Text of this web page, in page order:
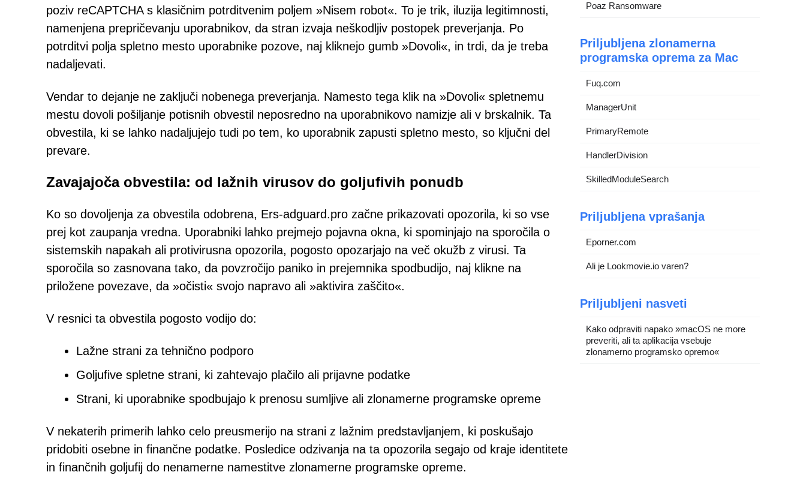
poziv reCAPTCHA s klasičnim potrditvenim poljem »Nisem robot«. To je trik, iluzija legitimnosti,
namenjena prepričevanju uporabnikov, da stran izvaja neškodljiv postopek preverjanja. Po
potrditvi polja spletno mesto uporabnike pozove, naj kliknejo gumb »Dovoli«, in trdi, da je treba
nadaljevati.
Vendar to dejanje ne zaključi nobenega preverjanja. Namesto tega klik na »Dovoli« spletnemu
mestu dovoli pošiljanje potisnih obvestil neposredno na uporabnikovo namizje ali v brskalnik. Ta
obvestila, ki se lahko nadaljujejo tudi po tem, ko uporabnik zapusti spletno mesto, so ključni del
prevare.
Zavajajoča obvestila: od lažnih virusov do goljufivih ponudb
Ko so dovoljenja za obvestila odobrena, Ers-adguard.pro začne prikazovati opozorila, ki so vse
prej kot zaupanja vredna. Uporabniki lahko prejmejo pojavna okna, ki spominjajo na sporočila o
sistemskih napakah ali protivirusna opozorila, pogosto opozarjajo na več okužb z virusi. Ta
sporočila so zasnovana tako, da povzročijo paniko in prejemnika spodbudijo, naj klikne na
priložene povezave, da »očisti« svojo napravo ali »aktivira zaščito«.
V resnici ta obvestila pogosto vodijo do:
Lažne strani za tehnično podporo
Goljufive spletne strani, ki zahtevajo plačilo ali prijavne podatke
Strani, ki uporabnike spodbujajo k prenosu sumljive ali zlonamerne programske opreme
V nekaterih primerih lahko celo preusmerijo na strani z lažnim predstavljanjem, ki poskušajo
pridobiti osebne in finančne podatke. Posledice odzivanja na ta opozorila segajo od kraje identitete
in finančnih goljufij do nenamerne namestitve zlonamerne programske opreme.
Poaz Ransomware
Priljubljena zlonamerna
programska oprema za Mac
Fuq.com
ManagerUnit
PrimaryRemote
HandlerDivision
SkilledModuleSearch
Priljubljena vprašanja
Eporner.com
Ali je Lookmovie.io varen?
Priljubljeni nasveti
Kako odpraviti napako »macOS ne more
preveriti, ali ta aplikacija vsebuje
zlonamerno programsko opremo«